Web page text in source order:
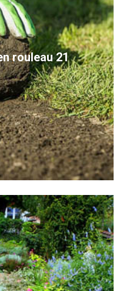
rouleau 21